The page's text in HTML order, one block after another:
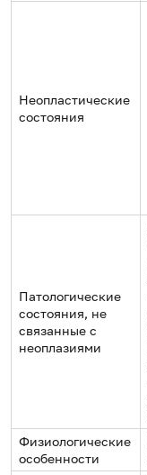
Неопластические
состояния
Патологические
состояния, не
связанные с
неоплазиями
Физиологические
особенности